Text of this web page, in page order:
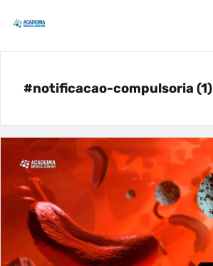
#notificacao-compulsoria (1)